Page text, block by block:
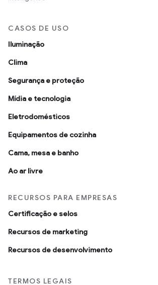
CASOS DE USO
Iluminação
Clima
Segurança e proteção
Mídia e tecnologia
Eletrodomésticos
Equipamentos de cozinha
Cama, mesa e banho
Ao ar livre
RECURSOS PARA EMPRESAS
Certificação e selos
Recursos de marketing
Recursos de desenvolvimento
TERMOS LEGAIS